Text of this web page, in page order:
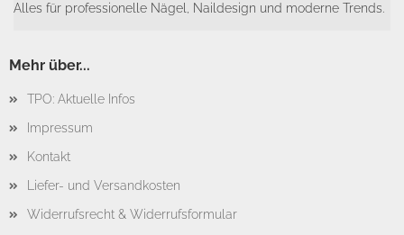
Alles für professionelle Nägel, Naildesign und moderne Trends.
Mehr über...
TPO: Aktuelle Infos
Impressum
Kontakt
Liefer- und Versandkosten
Widerrufsrecht & Widerrufsformular